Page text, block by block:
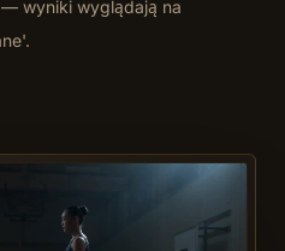
wyniki wyglądają na